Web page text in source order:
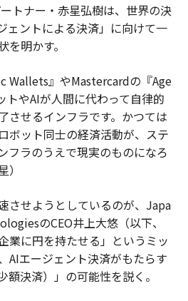
トナー・赤星弘樹は、世界の決
ェントによる決済」に向けて一
明かす。
Wallets』やMastercardの『Age
トやAIが人間に代わって自律的
させるインフラです。かつては
ボット同士の経済活動が、ステ
フラのうえで現実のものになろ
させようとしているのが、Japa
のCEO井上大悠（以下、
業に円を持たせる」というミッ
AIエージェント決済がもたらす
額決済）」の可能性を説く。